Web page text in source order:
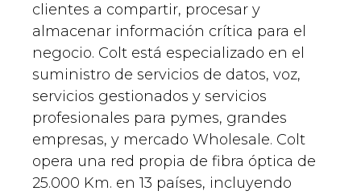
clientes a compartir, procesar y
almacenar información crítica para el
negocio. Colt está especializado en el
suministro de servicios de datos, voz,
servicios gestionados y servicios
profesionales para pymes, grandes
empresas, y mercado Wholesale. Colt
opera una red propia de fibra óptica de
25.000 Km. en 13 países, incluyendo